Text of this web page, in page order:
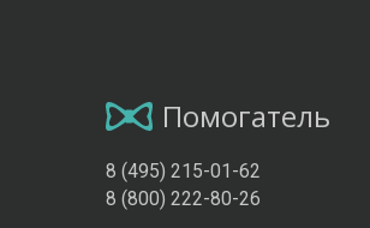
Помогатель
8 (495) 215-01-62
8 (800) 222-80-26